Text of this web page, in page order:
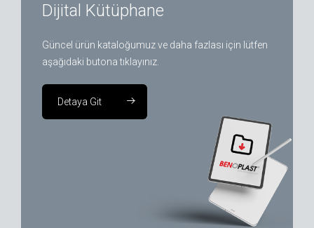
Dijital Kütüphane
Güncel ürün kataloğumuz ve daha fazlası için lütfen
aşağıdaki butona tıklayınız.
Detaya Git